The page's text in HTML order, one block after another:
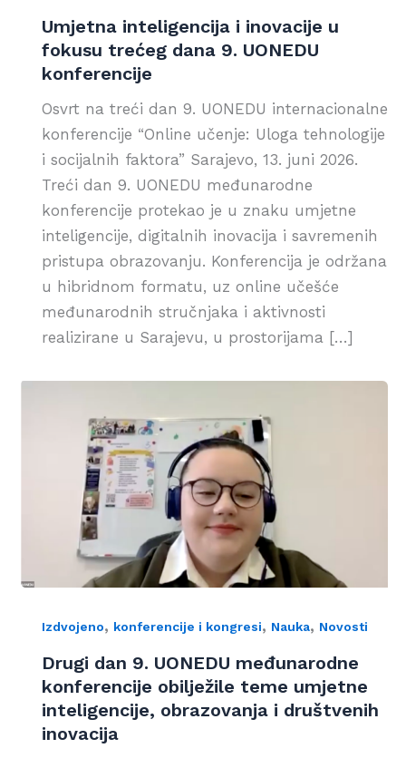
Umjetna inteligencija i inovacije u
fokusu trećeg dana 9. UONEDU
konferencije
Osvrt na treći dan 9. UONEDU internacionalne
konferencije “Online učenje: Uloga tehnologije
i socijalnih faktora” Sarajevo, 13. juni 2026.
Treći dan 9. UONEDU međunarodne
konferencije protekao je u znaku umjetne
inteligencije, digitalnih inovacija i savremenih
pristupa obrazovanju. Konferencija je održana
u hibridnom formatu, uz online učešće
međunarodnih stručnjaka i aktivnosti
realizirane u Sarajevu, u prostorijama […]
Izdvojeno, konferencije i kongresi, Nauka, Novosti
Drugi dan 9. UONEDU međunarodne
konferencije obilježile teme umjetne
inteligencije, obrazovanja i društvenih
inovacija